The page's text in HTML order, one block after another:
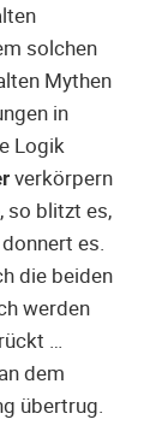
solchen
Mythen
in
Logik
verkörpern
so blitzt es,
es.
die beiden
werden
…
dem
übertrug.